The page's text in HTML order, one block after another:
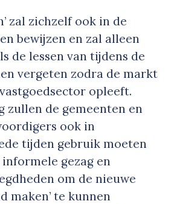
zal zichzelf ook in de
bewijzen en zal alleen
de lessen van tijdens de
vergeten zodra de markt
opleeft.
zullen de gemeenten en
ook in
tijden gebruik moeten
gezag en
om de nieuwe
maken’ te kunnen